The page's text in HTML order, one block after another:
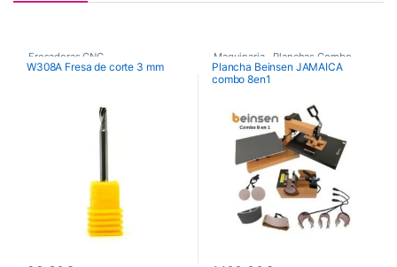
Fresadoras CNC
W308A Fresa de corte 3 mm
Maquinaria Planchas Combo
Planchas Térmicas
Plancha Beinsen JAMAICA
combo 8en1